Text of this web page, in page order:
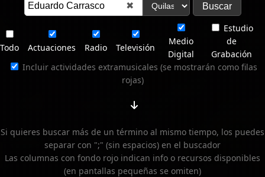
✖
Todo Actuaciones Radio Televisión
Medio
Digital
Estudio
de
Grabación
Incluir actividades extramusicales (se mostrarán como filas
rojas)
Si quieres buscar más de un término al mismo tiempo, los puedes
separar con ";" (sin espacios) en el buscador
Las columnas con fondo rojo indican info o recursos disponibles
(en pantallas pequeñas se omiten)